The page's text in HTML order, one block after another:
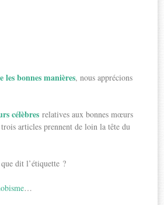
les bonnes manières, nous apprécions
célèbres relatives aux bonnes mœurs
articles prennent de loin la tête du
dit l’étiquette ?
…